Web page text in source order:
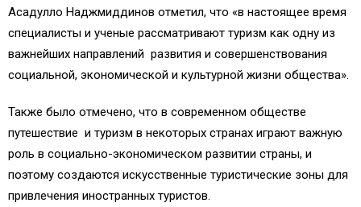
Асадулло Наджмиддинов отметил, что «в настоящее время
специалисты и ученые рассматривают туризм как одну из
важнейших направлений развития и совершенствования
социальной, экономической и культурной жизни общества».
Также было отмечено, что в современном обществе
путешествие и туризм в некоторых странах играют важную
роль в социально-экономическом развитии страны, и
поэтому создаются искусственные туристические зоны для
привлечения иностранных туристов.